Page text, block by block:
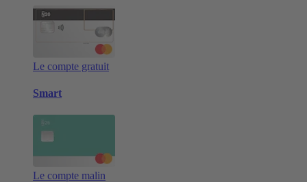
Le compte gratuit
Smart
Le compte malin